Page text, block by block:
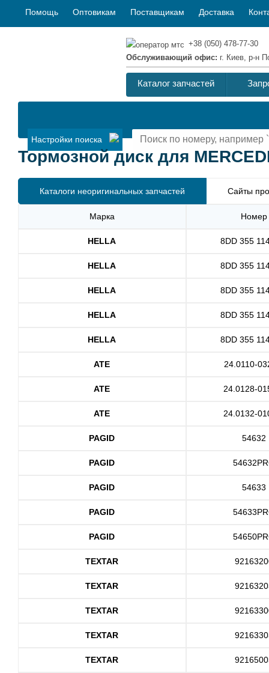
Помощь Оптовикам Поставщикам Доставка
+38 (050) 478-77-30
Обслуживающий офис: г. Киев, р-н
Каталог запчастей
Настройки поиска
Тормозной диск для
Каталоги неоригинальных запчастей Сайты
Марка Номер
HELLA 8DD 355
HELLA 8DD 355
HELLA 8DD 355
HELLA 8DD 355
HELLA 8DD 355
ATE 24.0110-
ATE 24.0128-
ATE 24.0132-
PAGID 54632
PAGID
PAGID 54633
PAGID
PAGID
TEXTAR
TEXTAR
TEXTAR
TEXTAR
TEXTAR